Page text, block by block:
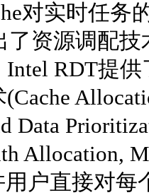
对实时任务
源调配技
RDT提
Data
Allocation,
户直接对